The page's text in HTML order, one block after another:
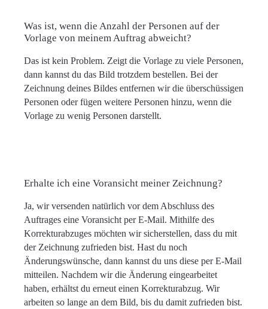
Was ist, wenn die Anzahl der Personen auf der
Vorlage von meinem Auftrag abweicht?
Das ist kein Problem. Zeigt die Vorlage zu viele Personen,
dann kannst du das Bild trotzdem bestellen. Bei der
Zeichnung deines Bildes entfernen wir die überschüssigen
Personen oder fügen weitere Personen hinzu, wenn die
Vorlage zu wenig Personen darstellt.
Erhalte ich eine Voransicht meiner Zeichnung?
Ja, wir versenden natürlich vor dem Abschluss des
Auftrages eine Voransicht per E-Mail. Mithilfe des
Korrekturabzuges möchten wir sicherstellen, dass du mit
der Zeichnung zufrieden bist. Hast du noch
Änderungswünsche, dann kannst du uns diese per E-Mail
mitteilen. Nachdem wir die Änderung eingearbeitet
haben, erhältst du erneut einen Korrekturabzug. Wir
arbeiten so lange an dem Bild, bis du damit zufrieden bist.